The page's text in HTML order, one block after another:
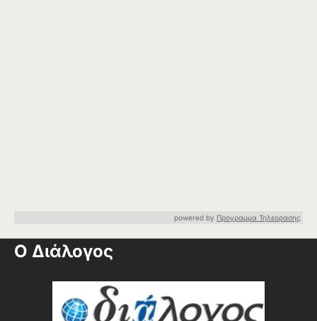
powered by Προγραμμα Τηλεορασης
Ο Διάλογος